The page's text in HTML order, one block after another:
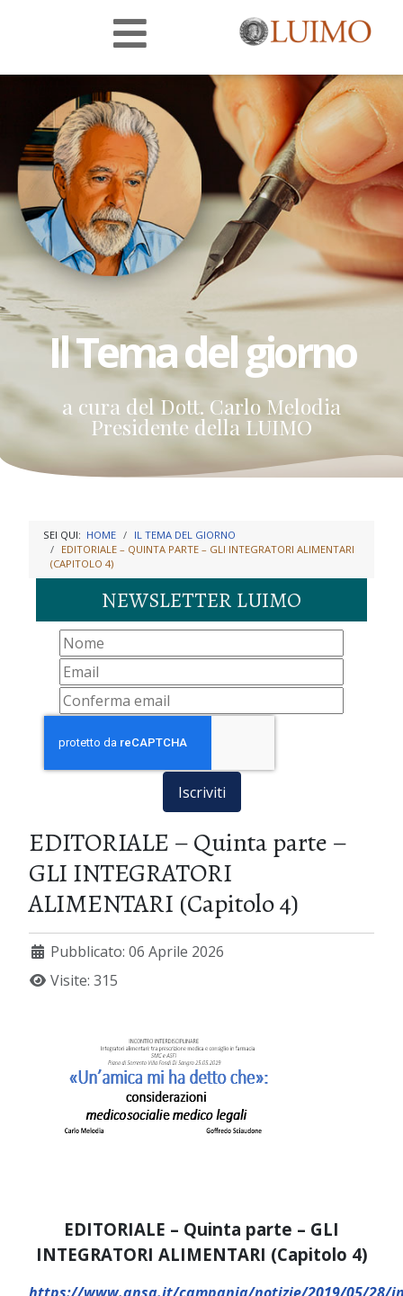
Il Tema del giorno
a cura del Dott. Carlo Melodia
Presidente della LUIMO
SEI QUI: HOME
IL TEMA DEL GIORNO
EDITORIALE – QUINTA PARTE – GLI INTEGRATORI ALIMENTARI
(CAPITOLO 4)
NEWSLETTER LUIMO
Iscriviti
EDITORIALE – Quinta parte –
GLI INTEGRATORI
ALIMENTARI (Capitolo 4)
Pubblicato: 06 Aprile 2026
Visite: 315
EDITORIALE – Quinta parte – GLI
INTEGRATORI ALIMENTARI (Capitolo 4)